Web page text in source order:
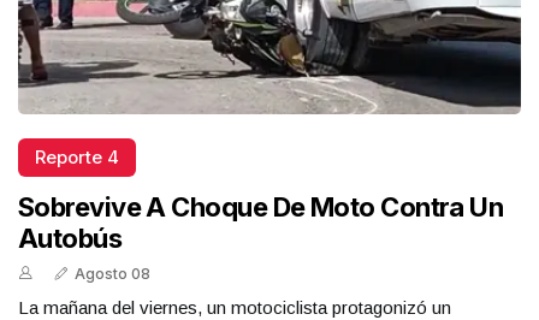
Reporte 4
Sobrevive A Choque De Moto Contra Un
Autobús
Agosto 08
La mañana del viernes, un motociclista protagonizó un